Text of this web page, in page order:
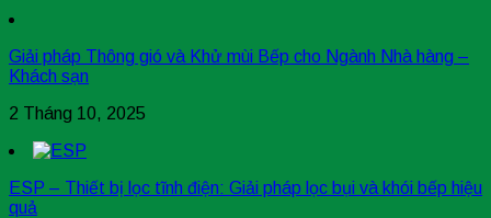
Giải pháp Thông gió và Khử mùi Bếp cho Ngành Nhà hàng –
Khách sạn
2 Tháng 10, 2025
ESP – Thiết bị lọc tĩnh điện: Giải pháp lọc bụi và khói bếp hiệu
quả